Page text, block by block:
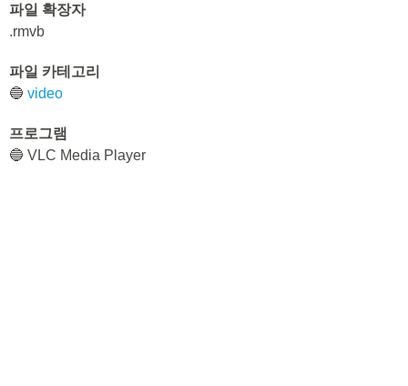
파일 확장자
.rmvb
파일 카테고리
🔵 video
프로그램
🔵 VLC Media Player